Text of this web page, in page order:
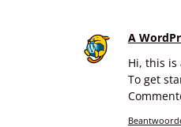
A
Hi, this is
To get